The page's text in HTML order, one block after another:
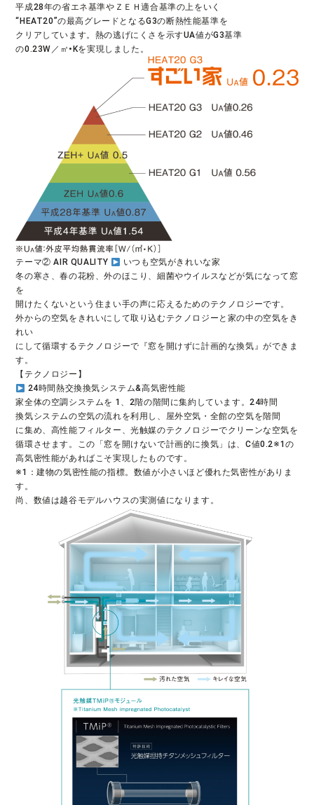
平成28年の省エネ基準やＺＥＨ適合基準の上をいく
“HEAT20”の最高グレードとなるG3の断熱性能基準を
クリアしています。熱の逃げにくさを示すUA値がG3基準
の0.23W／㎡•Kを実現しました。
テーマ② AIR QUALITY
いつも空気がきれいな家
冬の寒さ、春の花粉、外のほこり、細菌やウイルスなどが気になって窓
を
開けたくないという住まい手の声に応えるためのテクノロジーです。
外からの空気をきれいにして取り込むテクノロジーと家の中の空気をき
れい
にして循環するテクノロジーで『窓を開けずに計画的な換気』ができま
す。
24時間熱交換換気システム&高気密性能
家全体の空調システムを 1、2階の階間に集約しています。24時間
換気システムの空気の流れを利用し、屋外空気・全館の空気を階間
に集め、高性能フィルター、光触媒のテクノロジーでクリーンな空気を
循環させます。この「窓を開けないで計画的に換気」は、C値0.2※1の
高気密性能があればこそ実現したものです。
※1：建物の気密性能の指標。数値が小さいほど優れた気密性がありま
す。
尚、数値は越谷モデルハウスの実測値になります。